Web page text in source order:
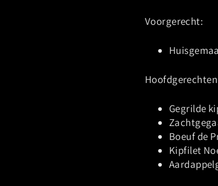
Voorgerecht:
Gegrilde
Boeuf de
Kipfilet